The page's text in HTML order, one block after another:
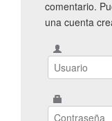
comentario.
una cuenta